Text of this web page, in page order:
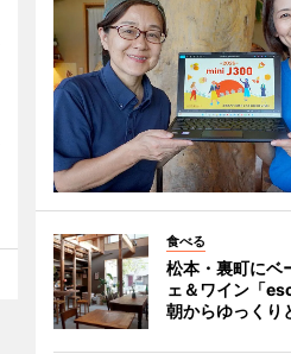
食べる
松本・裏町にベ
ェ＆ワイン「
朝からゆっくり